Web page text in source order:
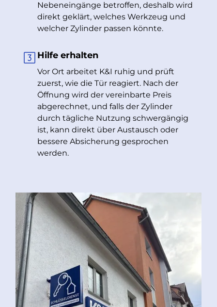
Nebeneingänge betroffen, deshalb wird
direkt geklärt, welches Werkzeug und
welcher Zylinder passen könnte.
Hilfe erhalten
Vor Ort arbeitet K&I ruhig und prüft
zuerst, wie die Tür reagiert. Nach der
Öffnung wird der vereinbarte Preis
abgerechnet, und falls der Zylinder
durch tägliche Nutzung schwergängig
ist, kann direkt über Austausch oder
bessere Absicherung gesprochen
werden.